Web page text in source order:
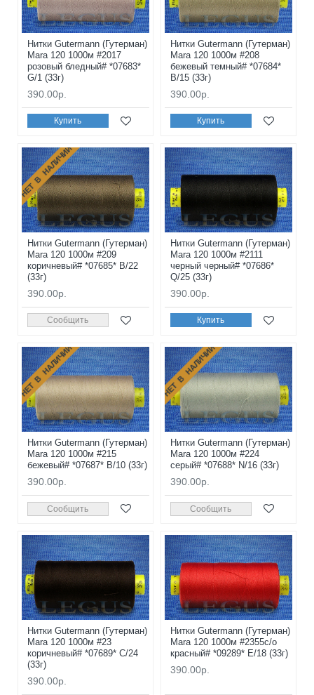
Нитки Gutermann (Гутерман)
Mara 120 1000м #2017
розовый бледный# *07683*
G/1 (33г)
390.00р.
Купить
Нитки Gutermann (Гутерман)
Mara 120 1000м #208
бежевый темный# *07684*
B/15 (33г)
390.00р.
Купить
НЕТ В НАЛИЧИИ
Нитки Gutermann (Гутерман)
Mara 120 1000м #209
коричневый# *07685* B/22
(33г)
390.00р.
Сообщить
Нитки Gutermann (Гутерман)
Mara 120 1000м #2111
черный черный# *07686*
Q/25 (33г)
390.00р.
Купить
НЕТ В НАЛИЧИИ
Нитки Gutermann (Гутерман)
Mara 120 1000м #215
бежевый# *07687* B/10 (33г)
390.00р.
Сообщить
НЕТ В НАЛИЧИИ
Нитки Gutermann (Гутерман)
Mara 120 1000м #224
серый# *07688* N/16 (33г)
390.00р.
Сообщить
Нитки Gutermann (Гутерман)
Mara 120 1000м #23
коричневый# *07689* C/24
(33г)
390.00р.
Нитки Gutermann (Гутерман)
Mara 120 1000м #2355с/о
красный# *09289* E/18 (33г)
390.00р.